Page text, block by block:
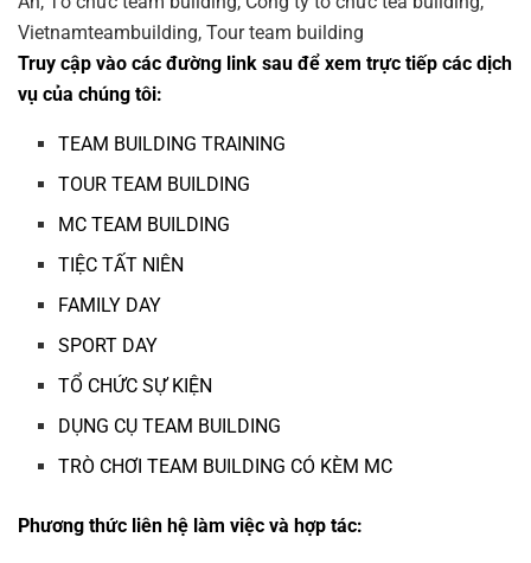
Truy cập vào các đường link sau để xem trực tiếp các dịch
vụ của chúng tôi:
TEAM BUILDING TRAINING
TOUR TEAM BUILDING
MC TEAM BUILDING
TIỆC TẤT NIÊN
FAMILY DAY
SPORT DAY
TỔ CHỨC SỰ KIỆN
DỤNG CỤ TEAM BUILDING
TRÒ CHƠI TEAM BUILDING CÓ KÈM MC
Phương thức liên hệ làm việc và hợp tác: